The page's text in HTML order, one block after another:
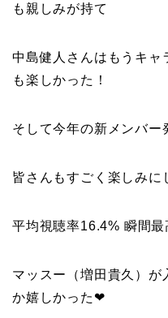
も親しみが持て
中島健人 さんはもうキャ
も楽しかった！
そして今年の新メンバ
皆さんもすごく楽しみに
平均視聴率16.4% 瞬間最
マッスー（増田貴久 ）が
か嬉しかった❤︎